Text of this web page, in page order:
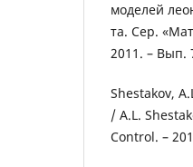
моделей
та. Сер.
2011. – Вып.
Shestakov,
/ A.L.
Control. –